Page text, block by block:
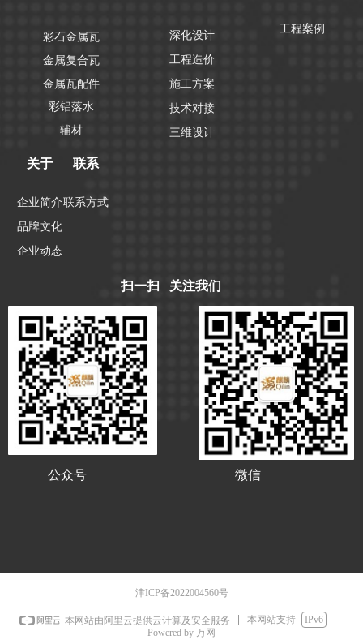
深化设计
工程造价
施工方案
技术对接
三维设计
工程案例
关于
企业简介
品牌文化
企业动态
联系
联系方式
彩石金属瓦
金属复合瓦
金属瓦配件
彩铝落水
辅材
扫一扫 关注我们
公众号 微信
津ICP备2022004560号
本网站由阿里云提供云计算及安全服务 本网站支持
IPv6
Powered by 万网